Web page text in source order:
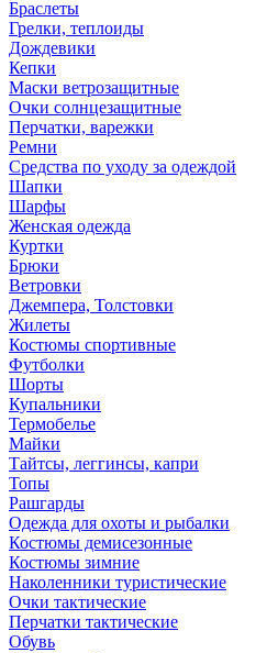
Браслеты
Грелки, теплоиды
Дождевики
Кепки
Маски ветрозащитные
Очки солнцезащитные
Перчатки, варежки
Ремни
Средства по уходу за одеждой
Шапки
Шарфы
Женская одежда
Куртки
Брюки
Ветровки
Джемпера, Толстовки
Жилеты
Костюмы спортивные
Футболки
Шорты
Купальники
Термобелье
Майки
Тайтсы, леггинсы, капри
Топы
Рашгарды
Одежда для охоты и рыбалки
Костюмы демисезонные
Костюмы зимние
Наколенники туристические
Очки тактические
Перчатки тактические
Обувь